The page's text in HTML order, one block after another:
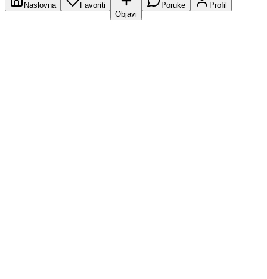
Naslovna
Favoriti
Objavi
Poruke Profil